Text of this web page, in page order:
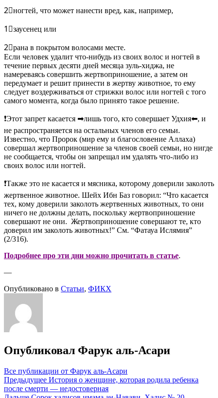
2⃣ногтей, что может нанести вред, как, например,
1⃣заусенец или
2⃣рана в покрытом волосами месте.
Если человек удалит что-нибудь из своих волос и ногтей в
течение первых десяти дней месяца зуль-хиджа, не
намереваясь совершить жертвоприношение, а затем он
передумает и решит принести в жертву животное, то ему
следует воздерживаться от стрижки волос или ногтей с того
самого момента, когда было принято такое решение.
❗Этот запрет касается ➡лишь того, кто совершает Удхия⬅, и
не распространяется на остальных членов его семьи.
Известно, что Пророк (мир ему и благословение Аллаха)
совершал жертвоприношение за членов своей семьи, но нигде
не сообщается, чтобы он запрещал им удалять что-либо из
своих волос или ногтей.
❗Также это не касается и мясника, которому доверили заколоть
жертвенное животное. Шейх Ибн Баз говорил: “Что касается
тех, кому доверили заколоть жертвенных животных, то они
ничего не должны делать, поскольку жертвоприношение
совершают не они. Жертвоприношение совершают те, кто
доверил им заколоть животных!” См. “Фатауа Ислямия”
(2/316).
Подробнее про эти дни можно прочитать в статье.
—
Опубликовано в Статьи, ФИКХ
Опубликовал Фарук аль-Асари
Все публикации от Фарук аль-Асари
Навигация
по
Предыдущее История о женщине, которая родила ребенка
после смерти — недостоверная